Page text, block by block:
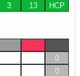
3 13 HCP
0
0